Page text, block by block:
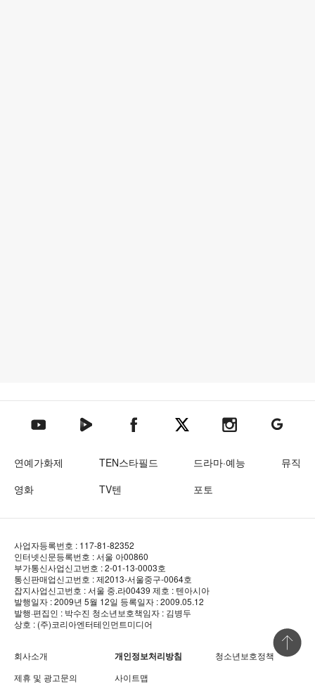
텐아시아 유튜브텐아시아 네이버TV텐아시아 페이스북텐아시아 엑스텐아시아 인스타그램
텐아시아
연예가화제 TEN스타필드 드라마·예능
뮤직
영화
TV텐 포토
사업자등록번호 : 117-81-82352
인터넷신문등록번호 : 서울 아00860
부가통신사업신고번호 : 2-01-13-0003호
통신판매업신고번호 : 제2013-서울중구-0064호
잡지사업신고번호 : 서울 중.라00439 제호 : 텐아시아
발행일자 : 2009년 5월 12일 등록일자 : 2009.05.12
발행·편집인 : 박수진 청소년보호책임자 : 김병두
상호 : (주)코리아엔터테인먼트미디어
회사소개 개인정보처리방침
청소년보호정책
제휴 및 광고문의
사이트맵
상단 바로